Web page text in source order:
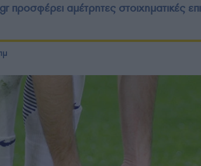
προσφέρει αμέτρητες στοιχηματικές